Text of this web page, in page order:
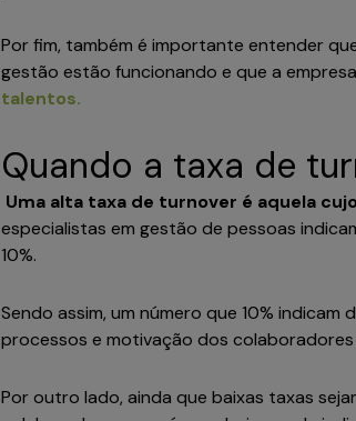
Por fim, também é importante entender
gestão estão funcionando e que a
talentos.
Quando a taxa de
Uma alta taxa de turnover é aquela
especialistas em gestão de pessoas
10%.
Sendo assim, um número que 10%
processos e motivação dos colaboradores
Por outro lado, ainda que baixas taxas